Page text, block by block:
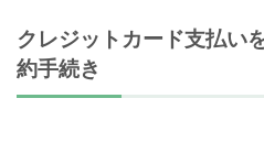
クレジットカード支払い
約手続き